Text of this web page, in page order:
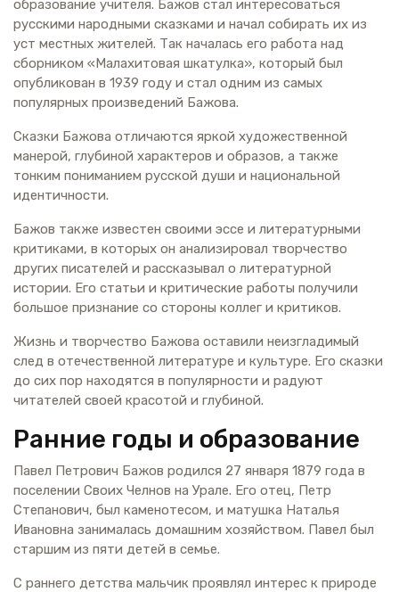
образование учителя. Бажов стал интересоваться
русскими народными сказками и начал собирать их из
уст местных жителей. Так началась его работа над
сборником «Малахитовая шкатулка», который был
опубликован в 1939 году и стал одним из самых
популярных произведений Бажова.
Сказки Бажова отличаются яркой художественной
манерой, глубиной характеров и образов, а также
тонким пониманием русской души и национальной
идентичности.
Бажов также известен своими эссе и литературными
критиками, в которых он анализировал творчество
других писателей и рассказывал о литературной
истории. Его статьи и критические работы получили
большое признание со стороны коллег и критиков.
Жизнь и творчество Бажова оставили неизгладимый
след в отечественной литературе и культуре. Его сказки
до сих пор находятся в популярности и радуют
читателей своей красотой и глубиной.
Ранние годы и образование
Павел Петрович Бажов родился 27 января 1879 года в
поселении Своих Челнов на Урале. Его отец, Петр
Степанович, был каменотесом, и матушка Наталья
Ивановна занималась домашним хозяйством. Павел был
старшим из пяти детей в семье.
С раннего детства мальчик проявлял интерес к природе